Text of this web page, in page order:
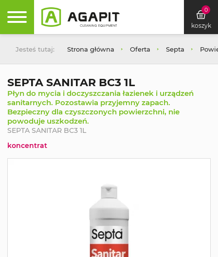
0
koszyk
Jesteś tutaj: Strona główna Oferta Septa
SEPTA SANITAR BC3 1L
Płyn do mycia i doczyszczania łazienek i urządzeń
sanitarnych. Pozostawia przyjemny zapach.
Bezpieczny dla czyszczonych powierzchni, nie
powoduje uszkodzeń.
SEPTA SANITAR BC3 1L
koncentrat